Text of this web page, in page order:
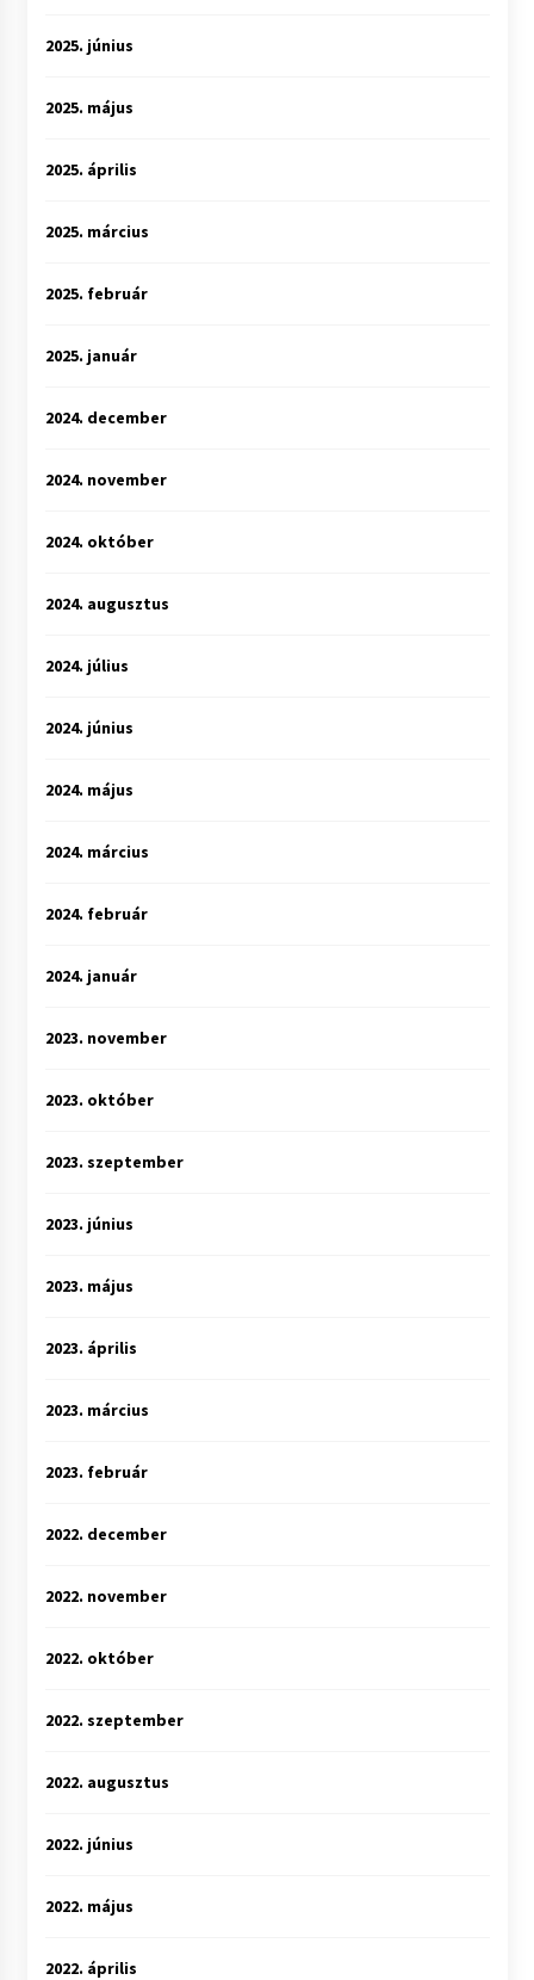
2025. június
2025. május
2025. április
2025. március
2025. február
2025. január
2024. december
2024. november
2024. október
2024. augusztus
2024. július
2024. június
2024. május
2024. március
2024. február
2024. január
2023. november
2023. október
2023. szeptember
2023. június
2023. május
2023. április
2023. március
2023. február
2022. december
2022. november
2022. október
2022. szeptember
2022. augusztus
2022. június
2022. május
2022. április